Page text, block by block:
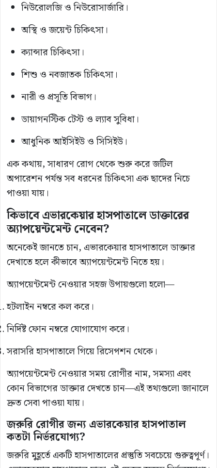
নিউরোলজি ও নিউরোসার্জারি।
অস্থি ও জয়েন্ট চিকিৎসা।
ক্যান্সার চিকিৎসা।
শিশু ও নবজাতক চিকিৎসা।
নারী ও প্রসূতি বিভাগ।
ডায়াগনস্টিক টেস্ট ও ল্যাব সুবিধা।
আধুনিক আইসিইউ ও সিসিইউ।
এক কথায়, সাধারণ রোগ থেকে শুরু করে জটিল
অপারেশন পর্যন্ত সব ধরনের চিকিৎসা এক ছাদের নিচে
পাওয়া যায়।
কিভাবে এভারকেয়ার হাসপাতালে ডাক্তারের
অ্যাপয়েন্টমেন্ট নেবেন?
অনেকেই জানতে চান, এভারকেয়ার হাসপাতালে ডাক্তার
দেখাতে হলে কীভাবে অ্যাপয়েন্টমেন্ট নিতে হয়।
অ্যাপয়েন্টমেন্ট নেওয়ার সহজ উপায়গুলো হলো—
হটলাইন নম্বরে কল করে।
নির্দিষ্ট ফোন নম্বরে যোগাযোগ করে।
সরাসরি হাসপাতালে গিয়ে রিসেপশন থেকে।
অ্যাপয়েন্টমেন্ট নেওয়ার সময় রোগীর নাম, সমস্যা এবং
কোন বিভাগের ডাক্তার দেখতে চান—এই তথ্যগুলো জানালে
দ্রুত সেবা পাওয়া যায়।
জরুরি রোগীর জন্য এভারকেয়ার হাসপাতাল
কতটা নির্ভরযোগ্য?
জরুরি মুহূর্তে একটি হাসপাতালের প্রস্তুতি সবচেয়ে গুরুত্বপূর্ণ।